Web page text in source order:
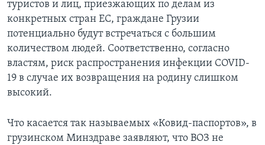
туристов и лиц, приезжающих по делам из
конкретных стран ЕС, граждане Грузии
потенциально будут встречаться с большим
количеством людей. Соответственно, согласно
властям, риск распространения инфекции COVID-
19 в случае их возвращения на родину слишком
высокий.
Что касается так называемых «Ковид-паспортов», в
грузинском Минздраве заявляют, что ВОЗ не